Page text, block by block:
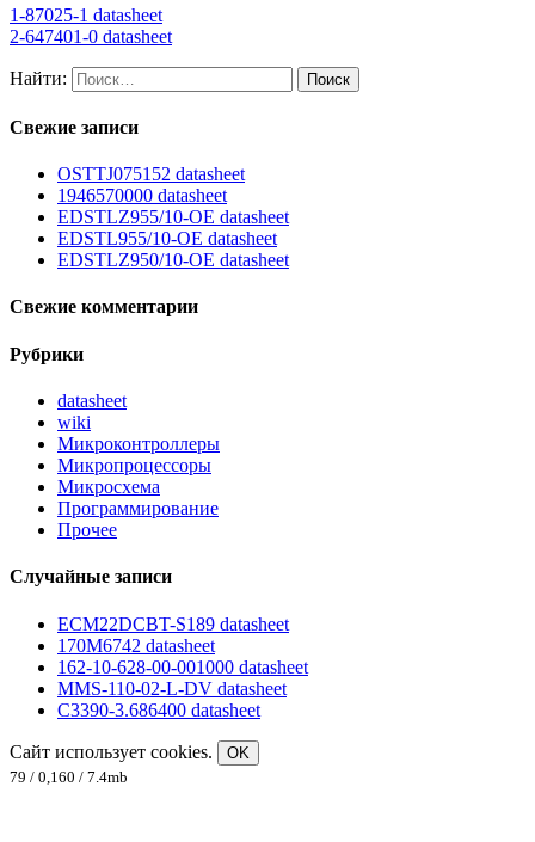
1-87025-1 datasheet
2-647401-0 datasheet
Найти:
Свежие записи
OSTTJ075152 datasheet
1946570000 datasheet
EDSTLZ955/10-OE datasheet
EDSTL955/10-OE datasheet
EDSTLZ950/10-OE datasheet
Свежие комментарии
Рубрики
datasheet
wiki
Микроконтроллеры
Микропроцессоры
Микросхема
Программирование
Прочее
Случайные записи
ECM22DCBT-S189 datasheet
170M6742 datasheet
162-10-628-00-001000 datasheet
MMS-110-02-L-DV datasheet
C3390-3.686400 datasheet
Сайт использует cookies.
OK
79 / 0,160 / 7.4mb